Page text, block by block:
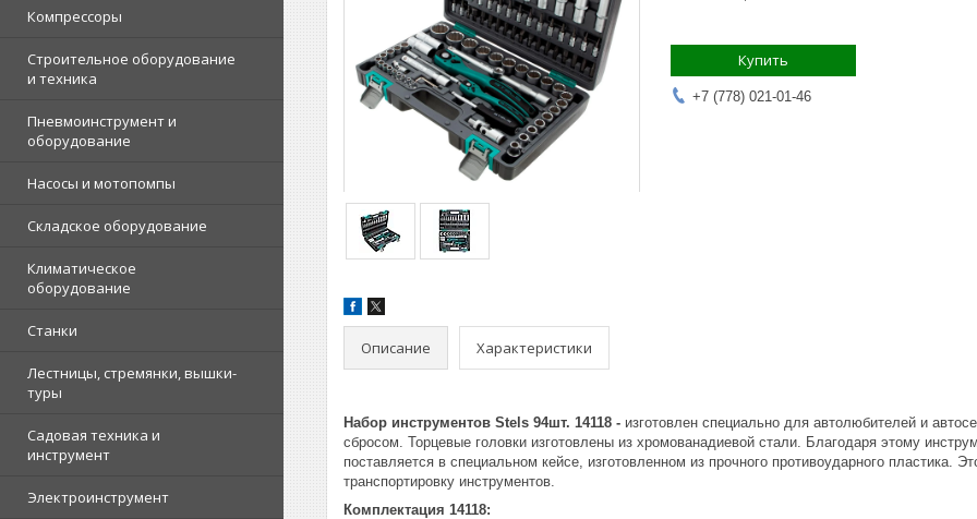
Компрессоры
Строительное оборудование
и техника
Пневмоинструмент и
оборудование
Насосы и мотопомпы
Складское оборудование
Климатическое
оборудование
Станки
Лестницы, стремянки, вышки-
туры
Садовая техника и
инструмент
Электроинструмент
Купить
+7 (778) 021-01-46
Описание Характеристики
Набор инструментов Stels 94шт. 14118 - изготовлен специально для автолюбителей и
сбросом. Торцевые головки изготовлены из хромованадиевой стали. Благодаря этому
поставляется в специальном кейсе, изготовленном из прочного противоударного пластика.
транспортировку инструментов.
Комплектация 14118: